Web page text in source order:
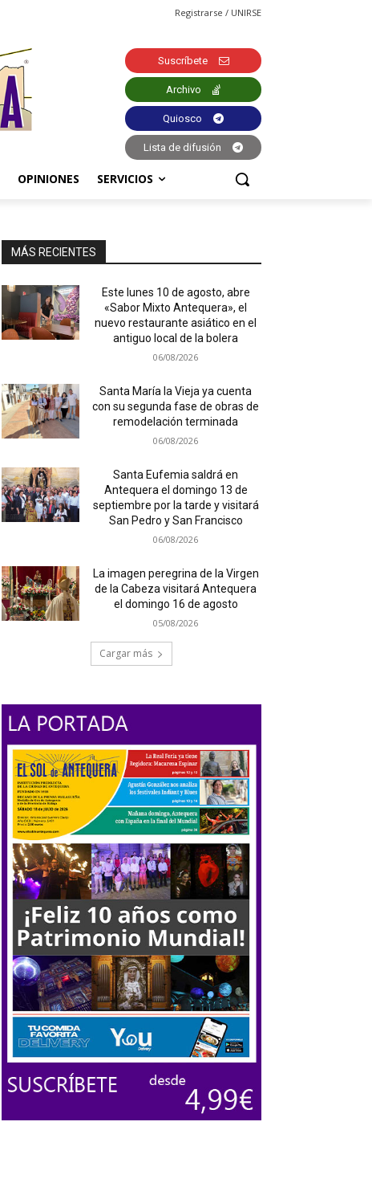
Registrarse / UNIRSE
Suscríbete
Archivo
Quiosco
Lista de difusión
OPINIONES SERVICIOS
MÁS RECIENTES
Este lunes 10 de agosto, abre
«Sabor Mixto Antequera», el
nuevo restaurante asiático en el
antiguo local de la bolera
06/08/2026
Santa María la Vieja ya cuenta
con su segunda fase de obras de
remodelación terminada
06/08/2026
Santa Eufemia saldrá en
Antequera el domingo 13 de
septiembre por la tarde y visitará
San Pedro y San Francisco
06/08/2026
La imagen peregrina de la Virgen
de la Cabeza visitará Antequera
el domingo 16 de agosto
05/08/2026
Cargar más